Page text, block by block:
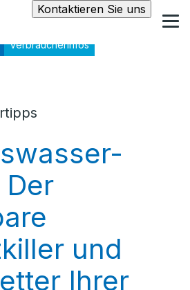
Kontaktieren Sie uns
Verbraucherinfos
Der
und
Ihrer